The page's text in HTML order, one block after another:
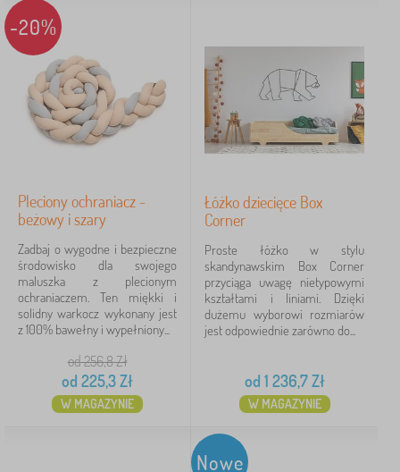
-20%
Pleciony ochraniacz -
beżowy i szary
Zadbaj o wygodne i bezpieczne
środowisko dla swojego
maluszka z plecionym
ochraniaczem. Ten miękki i
solidny warkocz wykonany jest
z 100% bawełny i wypełniony...
od 256,8Zł
od 225,3Zł
W MAGAZYNIE
Łóżko dziecięce Box
Corner
Proste łóżko w stylu
skandynawskim Box Corner
przyciąga uwagę nietypowymi
kształtami i liniami. Dzięki
dużemu wyborowi rozmiarów
jest odpowiednie zarówno do...
od 1 236,7Zł
W MAGAZYNIE
Nowe